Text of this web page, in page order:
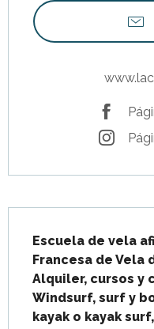
Escuela de vela
Francesa de Vela
Alquiler, cursos y
Windsurf, surf y
kayak o kayak